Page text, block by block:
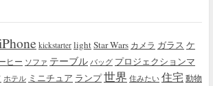
kickstarter lightStar Wars カメラ ガラス ケ
ヒー ソファ テーブル バッグ プロジェクションマ
ホテル ミニチュア ランプ世界 住みたい 住宅 動物